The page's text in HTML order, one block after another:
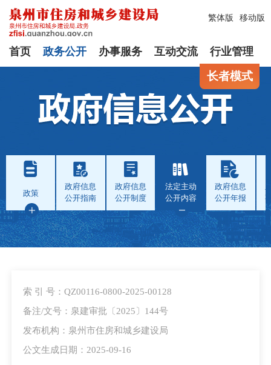
繁体版 移动版
首页 政务公开 办事服务 互动交流 行业管理
长者模式
政策
政府信息
公开指南
政府信息
公开制度
法定主动
公开内容
政府信息
公开年报
索 引 号：QZ00116-0800-2025-00128
备注/文号：泉建审批〔2025〕144号
发布机构：泉州市住房和城乡建设局
公文生成日期：2025-09-16